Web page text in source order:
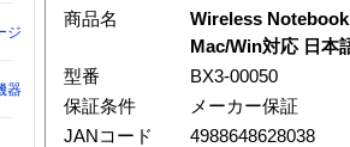
商品名
Wireless
Mac/Win対応 日本
型番
BX3-00050
保証条件
メーカー保証
JANコード
4988648628038
ジ
器